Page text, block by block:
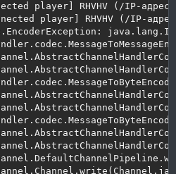
player] RHVHV (/IP-адрес)
player] RHVHV (/IP-